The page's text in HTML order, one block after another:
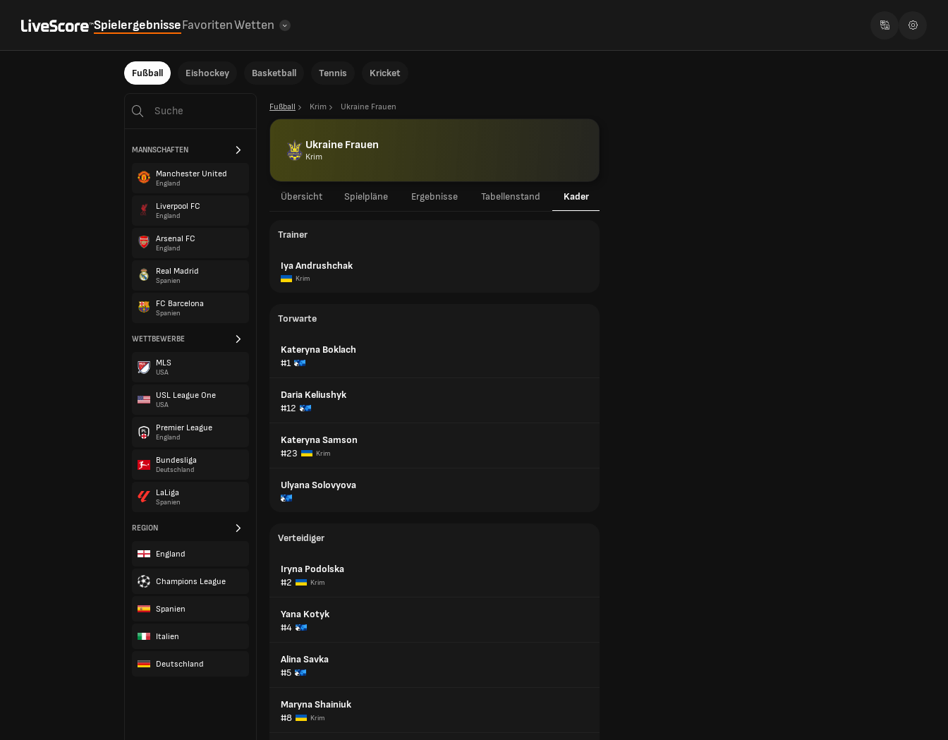
SpielergebnisseFavoritenWetten
Fußball Eishockey Basketball Tennis Kricket
MANNSCHAFTEN
Manchester United
England
Liverpool FC
England
Arsenal FC
England
Real Madrid
Spanien
FC Barcelona
Spanien
WETTBEWERBE
MLS
USA
USL League One
USA
Premier League
England
Bundesliga
Deutschland
LaLiga
Spanien
REGION
England
Champions League
Spanien
Italien
Deutschland
Fußball Krim Ukraine Frauen
Ukraine Frauen
Krim
Übersicht Spielpläne Ergebnisse Tabellenstand Kader
Trainer
Iya Andrushchak
Krim
Torwarte
Kateryna Boklach
#1
Daria Keliushyk
#12
Kateryna Samson
#23
Krim
Ulyana Solovyova
Verteidiger
Iryna Podolska
#2
Krim
Yana Kotyk
#4
Alina Savka
#5
Maryna Shainiuk
#8
Krim